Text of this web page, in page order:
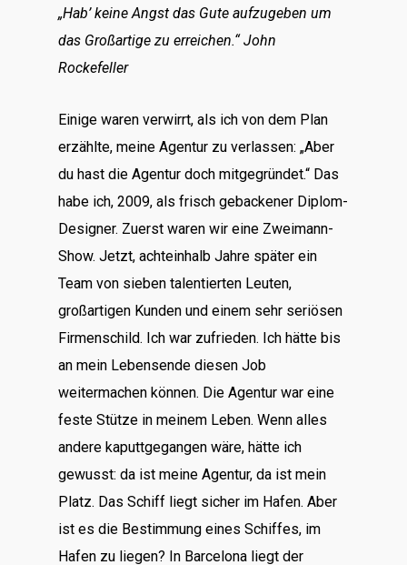
„Hab’ keine Angst das Gute aufzugeben um
das Großartige zu erreichen.“ John
Rockefeller
Einige waren verwirrt, als ich von dem Plan
erzählte, meine Agentur zu verlassen: „Aber
du hast die Agentur doch mitgegründet.“ Das
habe ich, 2009, als frisch gebackener Diplom-
Designer. Zuerst waren wir eine Zweimann-
Show. Jetzt, achteinhalb Jahre später ein
Team von sieben talentierten Leuten,
großartigen Kunden und einem sehr seriösen
Firmenschild. Ich war zufrieden. Ich hätte bis
an mein Lebensende diesen Job
weitermachen können. Die Agentur war eine
feste Stütze in meinem Leben. Wenn alles
andere kaputtgegangen wäre, hätte ich
gewusst: da ist meine Agentur, da ist mein
Platz. Das Schiff liegt sicher im Hafen. Aber
ist es die Bestimmung eines Schiffes, im
Hafen zu liegen? In Barcelona liegt der